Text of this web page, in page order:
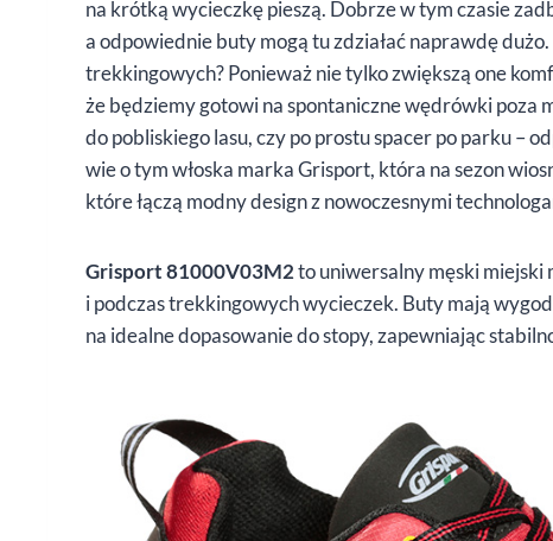
na krótką wycieczkę pieszą. Dobrze w tym czasie
a odpowiednie buty mogą tu zdziałać naprawdę
trekkingowych? Ponieważ nie tylko zwiększą one
że będziemy gotowi na spontaniczne wędrówki poza
do pobliskiego lasu, czy po prostu spacer po parku –
wie o tym włoska marka Grisport, która na sezon
które łączą modny design z nowoczesnymi
Grisport 81000V03M2to uniwersalny męski miejski
i podczas trekkingowych wycieczek. Buty mają
na idealne dopasowanie do stopy, zapewniając